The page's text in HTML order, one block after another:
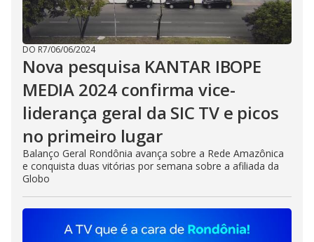
DO R7/06/06/2024
Nova pesquisa KANTAR IBOPE
MEDIA 2024 confirma vice-
liderança geral da SIC TV e picos
no primeiro lugar
Balanço Geral Rondônia avança sobre a Rede Amazônica
e conquista duas vitórias por semana sobre a afiliada da
Globo